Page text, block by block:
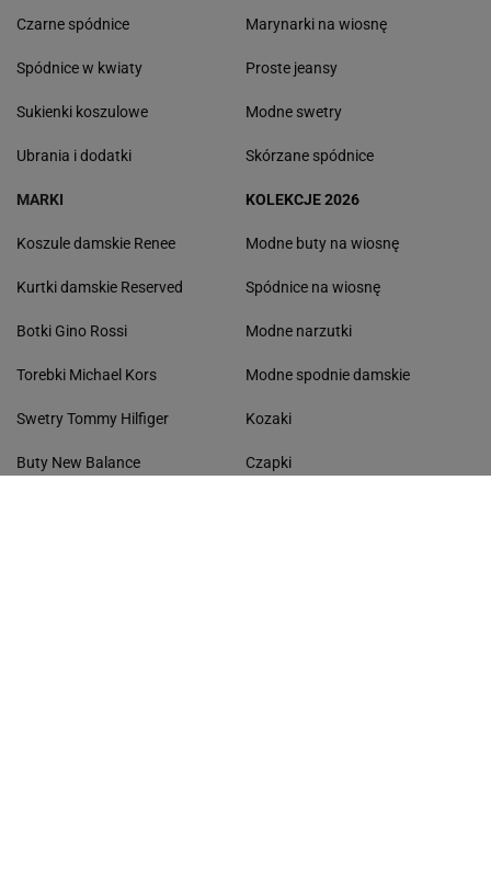
Czarne spódnice
Spódnice w kwiaty
Sukienki koszulowe
Ubrania i dodatki
Marynarki na wiosnę
Proste jeansy
Modne swetry
Skórzane spódnice
MARKI
Koszule damskie Renee
Kurtki damskie Reserved
Botki Gino Rossi
Torebki Michael Kors
Swetry Tommy Hilfiger
Buty New Balance
KOLEKCJE 2026
Modne buty na wiosnę
Spódnice na wiosnę
Modne narzutki
Modne spodnie damskie
Kozaki
Czapki